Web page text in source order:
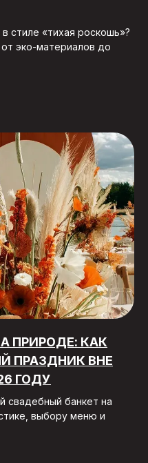
стиле «тихая роскошь»?
эко-материалов до
ПРИРОДЕ: КАК
ПРАЗДНИК ВНЕ
ГОДУ
свадебный банкет на
выбору меню и